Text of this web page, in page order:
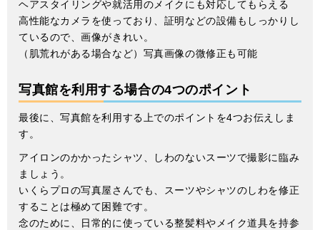
ヘアスタイリングや就活用のメイクにも対応してもらえる
高性能なカメラを使っており、証明などの設備もしっかりし
ているので、画像がきれい。
（肌荒れがある場合など）写真画像の微修正も可能
写真館を利用する場合の4つのポイント
最後に、写真館を利用する上でのポイントを4つお伝えしま
す。
アイロンのかかったシャツ、しわのないスーツで撮影に臨み
ましょう。
いくらプロの写真屋さんでも、スーツやシャツのしわを修正
することは極めて困難です。
念のために、日常的に使っている整髪料やメイク道具を持参